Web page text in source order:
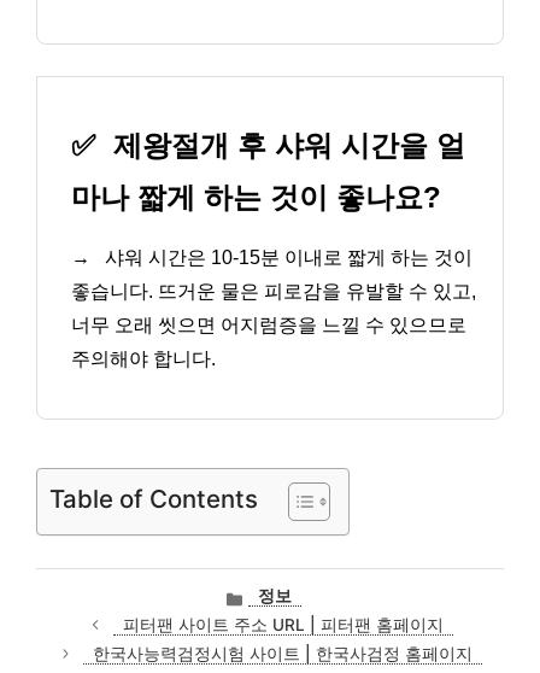
✅ 제왕절개 후 샤워 시간을 얼
마나 짧게 하는 것이 좋나요?
→
샤워 시간은 10-15분 이내로 짧게 하는 것이
좋습니다. 뜨거운 물은 피로감을 유발할 수 있고,
너무 오래 씻으면 어지럼증을 느낄 수 있으므로
주의해야 합니다.
Table of Contents
카
테
고
리
정보
피터팬 사이트 주소 URL | 피터팬 홈페이지
한국사능력검정시험 사이트 | 한국사검정 홈페이지